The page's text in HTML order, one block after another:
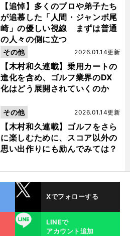
【追悼】多くのプロや弟子たち
が追慕した「人間・ジャンボ尾
崎」の優しい視線 まずは普通
の人々の側に立つ
【木村和久連載】乗用カートの
進化を含め、ゴルフ業界のDX
化はどう展開されていくのか
2026.01.14更新
その他
【木村和久連載】ゴルフをさら
に楽しむために、スコア以外の
思い出作りにも励んでみては？
2026.01.14更新
その他
Xでフォローする
LINE
LINEで
アカウント追加